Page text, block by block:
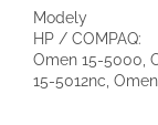
Modely
HP / COMPAQ:
Omen 15-5000,
15-5012nc,